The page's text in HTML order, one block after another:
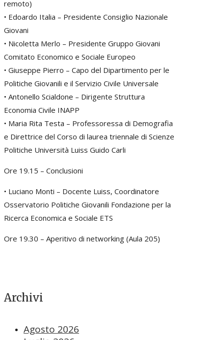
remoto)
• Edoardo Italia – Presidente Consiglio Nazionale
Giovani
• Nicoletta Merlo – Presidente Gruppo Giovani
Comitato Economico e Sociale Europeo
• Giuseppe Pierro – Capo del Dipartimento per le
Politiche Giovanili e il Servizio Civile Universale
• Antonello Scialdone – Dirigente Struttura
Economia Civile INAPP
• Maria Rita Testa – Professoressa di Demografia
e Direttrice del Corso di laurea triennale di Scienze
Politiche Università Luiss Guido Carli
Ore 19.15 – Conclusioni
• Luciano Monti – Docente Luiss, Coordinatore
Osservatorio Politiche Giovanili Fondazione per la
Ricerca Economica e Sociale ETS
Ore 19.30 – Aperitivo di networking (Aula 205)
Archivi
Agosto 2026